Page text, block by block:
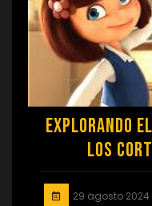
Explorando
los
29 agosto 2024